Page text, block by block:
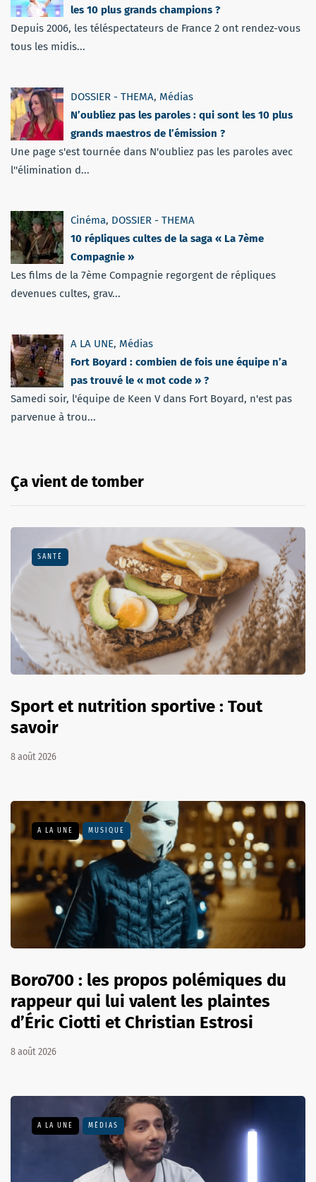
les 10 plus grands champions ?
Depuis 2006, les téléspectateurs de France 2 ont rendez-vous
tous les midis...
DOSSIER - THEMA, Médias
N’oubliez pas les paroles : qui sont les 10 plus
grands maestros de l’émission ?
Une page s'est tournée dans N'oubliez pas les paroles avec
l''élimination d...
Cinéma, DOSSIER - THEMA
10 répliques cultes de la saga « La 7ème
Compagnie »
Les films de la 7ème Compagnie regorgent de répliques
devenues cultes, grav...
A LA UNE, Médias
Fort Boyard : combien de fois une équipe n’a
pas trouvé le « mot code » ?
Samedi soir, l'équipe de Keen V dans Fort Boyard, n'est pas
parvenue à trou...
Ça vient de tomber
SANTÉ
Sport et nutrition sportive : Tout
savoir
8 août 2026
A LA UNE MUSIQUE
Boro700 : les propos polémiques du
rappeur qui lui valent les plaintes
d’Éric Ciotti et Christian Estrosi
8 août 2026
A LA UNE MÉDIAS